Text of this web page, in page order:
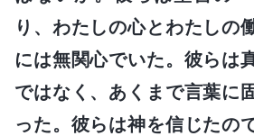
り、わたしの心とわたしの
には無関心でいた。彼らは
ではなく、あくまで言葉に
った。彼らは神を信じたの